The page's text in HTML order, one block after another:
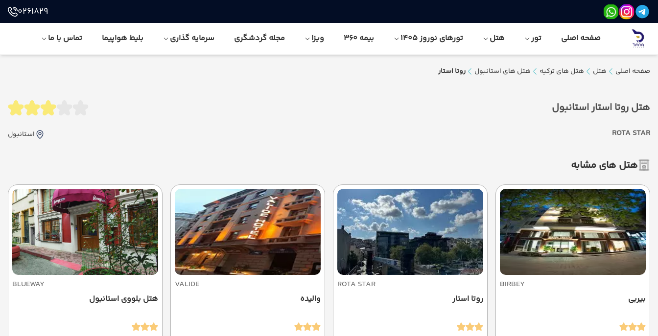
صفحه اصلی تور هتل تورهای نوروز 1405 بیمه 360 ویزا مجله گردشگری سرمایه گذاری بلیط هواپیما تماس با ما
صفحه اصلی هتل هتل های ترکیه هتل های استانبول روتا استار
هتل روتا استار استانبول
ROTA STAR استانبول
هتل های مشابه
BIRBEY
بیربی
ROTA STAR
روتا استار
VALIDE
والیده
BLUEWAY
هتل بلووی استانبول
0261829